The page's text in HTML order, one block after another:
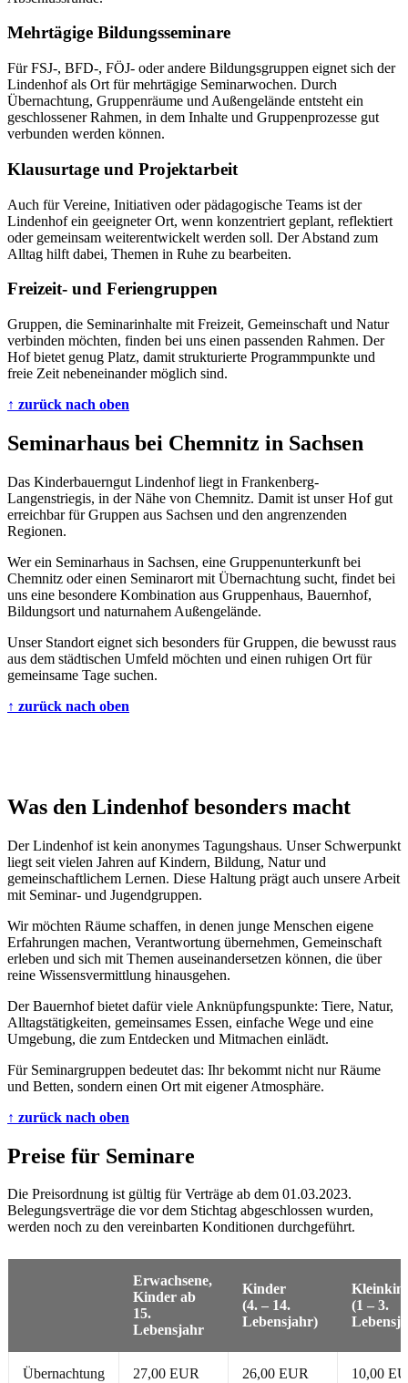
Mehrtägige Bildungsseminare
Für FSJ-, BFD-, FÖJ- oder andere Bildungsgruppen eignet sich der
Lindenhof als Ort für mehrtägige Seminarwochen. Durch
Übernachtung, Gruppenräume und Außengelände entsteht ein
geschlossener Rahmen, in dem Inhalte und Gruppenprozesse gut
verbunden werden können.
Klausurtage und Projektarbeit
Auch für Vereine, Initiativen oder pädagogische Teams ist der
Lindenhof ein geeigneter Ort, wenn konzentriert geplant, reflektiert
oder gemeinsam weiterentwickelt werden soll. Der Abstand zum
Alltag hilft dabei, Themen in Ruhe zu bearbeiten.
Freizeit- und Feriengruppen
Gruppen, die Seminarinhalte mit Freizeit, Gemeinschaft und Natur
verbinden möchten, finden bei uns einen passenden Rahmen. Der
Hof bietet genug Platz, damit strukturierte Programmpunkte und
freie Zeit nebeneinander möglich sind.
↑ zurück nach oben
Seminarhaus bei Chemnitz in Sachsen
Das Kinderbauerngut Lindenhof liegt in Frankenberg-
Langenstriegis, in der Nähe von Chemnitz. Damit ist unser Hof gut
erreichbar für Gruppen aus Sachsen und den angrenzenden
Regionen.
Wer ein Seminarhaus in Sachsen, eine Gruppenunterkunft bei
Chemnitz oder einen Seminarort mit Übernachtung sucht, findet bei
uns eine besondere Kombination aus Gruppenhaus, Bauernhof,
Bildungsort und naturnahem Außengelände.
Unser Standort eignet sich besonders für Gruppen, die bewusst raus
aus dem städtischen Umfeld möchten und einen ruhigen Ort für
gemeinsame Tage suchen.
↑ zurück nach oben
Was den Lindenhof besonders macht
Der Lindenhof ist kein anonymes Tagungshaus. Unser Schwerpunkt
liegt seit vielen Jahren auf Kindern, Bildung, Natur und
gemeinschaftlichem Lernen. Diese Haltung prägt auch unsere Arbeit
mit Seminar- und Jugendgruppen.
Wir möchten Räume schaffen, in denen junge Menschen eigene
Erfahrungen machen, Verantwortung übernehmen, Gemeinschaft
erleben und sich mit Themen auseinandersetzen können, die über
reine Wissensvermittlung hinausgehen.
Der Bauernhof bietet dafür viele Anknüpfungspunkte: Tiere, Natur,
Alltagstätigkeiten, gemeinsames Essen, einfache Wege und eine
Umgebung, die zum Entdecken und Mitmachen einlädt.
Für Seminargruppen bedeutet das: Ihr bekommt nicht nur Räume
und Betten, sondern einen Ort mit eigener Atmosphäre.
↑ zurück nach oben
Preise für Seminare
Die Preisordnung ist gültig für Verträge ab dem 01.03.2023.
Belegungsverträge die vor dem Stichtag abgeschlossen wurden,
werden noch zu den vereinbarten Konditionen durchgeführt.
Erwachsene,
Kinder ab
15.
Lebensjahr
Kinder
(4. – 14.
Lebensjahr)
(1 – 3.
Übernachtung 27,00 EUR 26,00 EUR 10,00